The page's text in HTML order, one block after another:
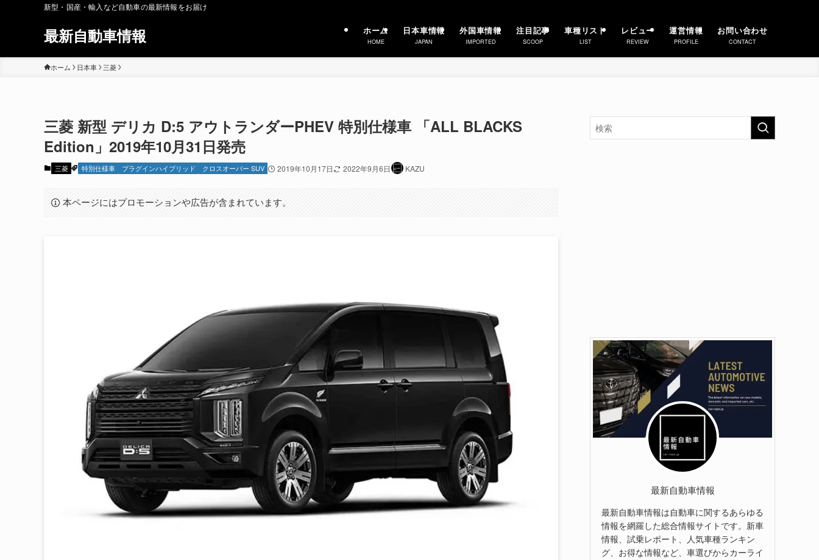
新型・国産・輸入など自動車の最新情報をお届け
最新自動車情報 ホーム
HOME
日本車情報
JAPAN
外国車情報
IMPORTED
注目記事
SCOOP
車種リスト
LIST
レビュー
REVIEW
運営情報
PROFILE
お問い合わせ
CONTACT
ホーム 日本車 三菱
三菱 新型 デリカ D:5 アウトランダーPHEV 特別仕様車 「ALL BLACKS
Edition」2019年10月31日発売
三菱 特別仕様車 プラグインハイブリッド クロスオーバー SUV 2019年10月17日 2022年9月6日 KAZU
本ページにはプロモーションや広告が含まれています。
最新自動車情報
最新自動車情報は自動車に関するあらゆる
情報を網羅した総合情報サイトです。新車
情報、試乗レポート、人気車種ランキン
グ、お得な情報など、車選びからカーライ